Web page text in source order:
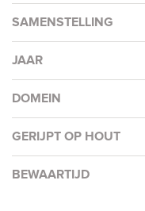
SAMENSTELLING
JAAR
DOMEIN
GERIJPT OP HOUT
BEWAARTIJD